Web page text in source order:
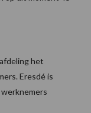
het
Eresdé is